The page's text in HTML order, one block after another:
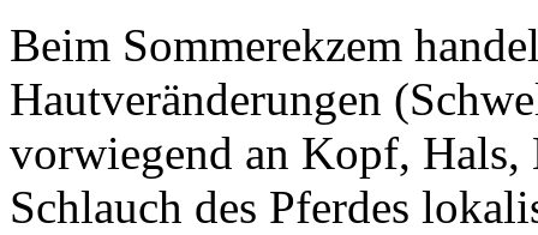
Beim Sommerekzem
Hautveränderungen
vorwiegend an Kopf, Hals,
Schlauch des Pferdes